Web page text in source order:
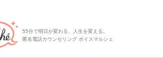
55分で明日が変わる、人生を変える。
匿名電話カウンセリング ボイスマルシェ